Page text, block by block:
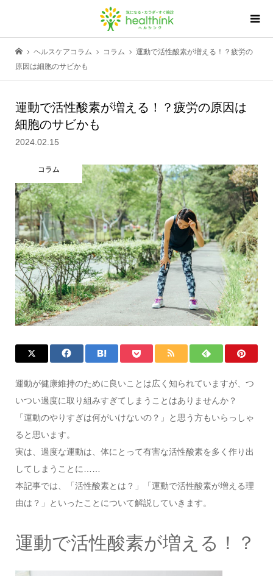
ヘルスケアコラム コラム
運動で活性酸素が増える！？疲労の
原因は細胞のサビかも
運動で活性酸素が増える！？疲労の原因は
細胞のサビかも
2024.02.15
コラム
運動が健康維持のために良いことは広く知られていますが、つ
いつい過度に取り組みすぎてしまうことはありませんか？
「運動のやりすぎは何がいけないの？」と思う方もいらっしゃ
ると思います。
実は、過度な運動は、体にとって有害な活性酸素を多く作り出
してしまうことに……
本記事では、「活性酸素とは？」「運動で活性酸素が増える理
由は？」といったことについて解説していきます。
運動で活性酸素が増える！？